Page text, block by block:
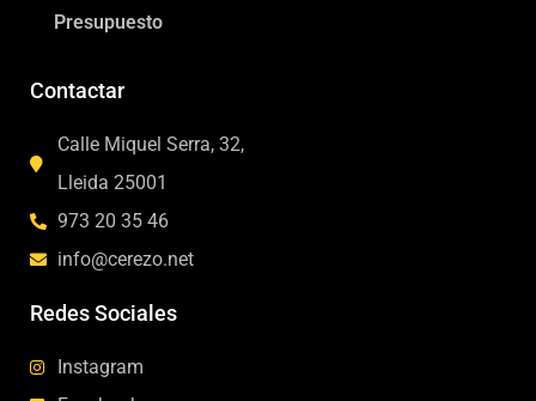
Presupuesto
Contactar
Calle Miquel Serra, 32,
Lleida 25001
973 20 35 46
info@cerezo.net
Redes Sociales
Instagram